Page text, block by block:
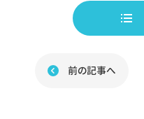
e
o
前の記事へ